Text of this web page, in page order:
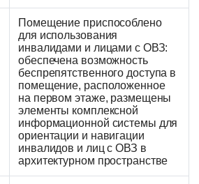
Помещение приспособлено
для использования
инвалидами и лицами с ОВЗ:
обеспечена возможность
беспрепятственного доступа в
помещение, расположенное
на первом этаже, размещены
элементы комплексной
информационной системы для
ориентации и навигации
инвалидов и лиц с ОВЗ в
архитектурном пространстве